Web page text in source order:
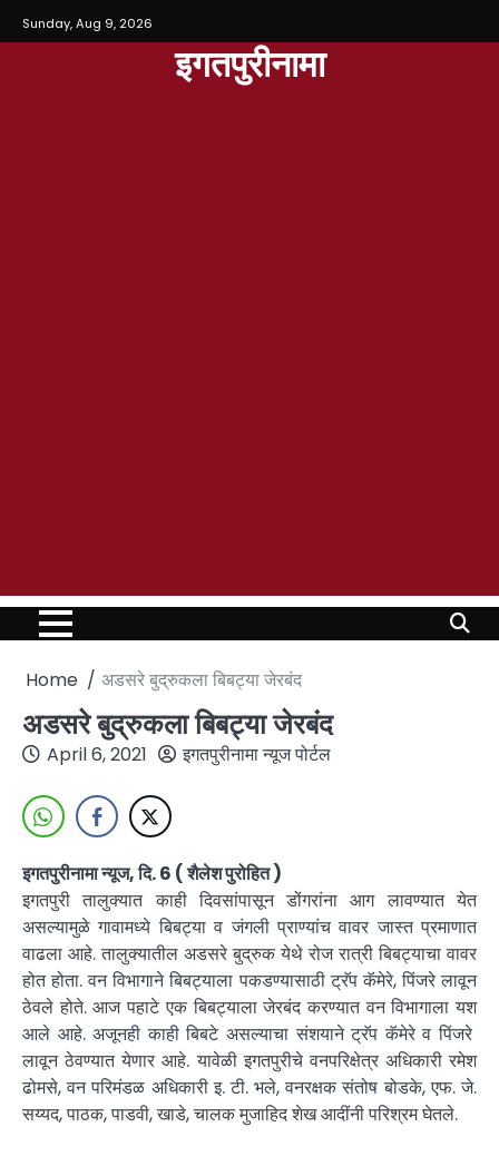
Sunday, Aug 9, 2026
इगतपुरीनामा
Home अडसरे बुद्रुकला बिबट्या जेरबंद
अडसरे बुद्रुकला बिबट्या जेरबंद
April 6, 2021 इगतपुरीनामा न्यूज पोर्टल
इगतपुरीनामा न्यूज, दि. 6 ( शैलेश पुरोहित )
इगतपुरी तालुक्यात काही दिवसांपासून डोंगरांना आग लावण्यात येत
असल्यामुळे गावामध्ये बिबट्या व जंगली प्राण्यांच वावर जास्त प्रमाणात
वाढला आहे. तालुक्यातील अडसरे बुद्रुक येथे रोज रात्री बिबट्याचा वावर
होत होता. वन विभागाने बिबट्याला पकडण्यासाठी ट्रॅप कॅमेरे, पिंजरे लावून
ठेवले होते. आज पहाटे एक बिबट्याला जेरबंद करण्यात वन विभागाला यश
आले आहे. अजूनही काही बिबटे असल्याचा संशयाने ट्रॅप कॅमेरे व पिंजरे
लावून ठेवण्यात येणार आहे. यावेळी इगतपुरीचे वनपरिक्षेत्र अधिकारी रमेश
ढोमसे, वन परिमंडळ अधिकारी इ. टी. भले, वनरक्षक संतोष बोडके, एफ. जे.
सय्यद, पाठक, पाडवी, खाडे, चालक मुजाहिद शेख आदींनी परिश्रम घेतले.